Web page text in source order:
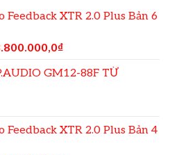
Feedback XTR 2.0 Plus Bản 6
₫
GM12-88F TỪ
Feedback XTR 2.0 Plus Bản 4